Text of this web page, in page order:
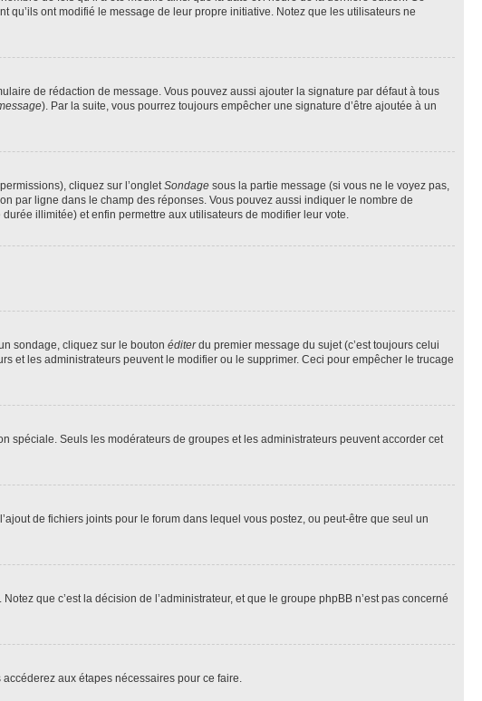
ont modifié le message de leur propre initiative. Notez que les utilisateurs ne
de rédaction de message. Vous pouvez aussi ajouter la signature par défaut à tous
). Par la suite, vous pourrez toujours empêcher une signature d’être ajoutée à un
cliquez sur l’ongletSondage sous la partie message (si vous ne le voyez pas,
par ligne dans le champ des réponses. Vous pouvez aussi indiquer le nombre de
illimitée) et enfin permettre aux utilisateurs de modifier leur vote.
sondage, cliquez sur le bouton éditerdu premier message du sujet (c’est toujours celui
et les administrateurs peuvent le modifier ou le supprimer. Ceci pour empêcher le trucage
spéciale. Seuls les modérateurs de groupes et les administrateurs peuvent accorder cet
de fichiers joints pour le forum dans lequel vous postez, ou peut-être que seul un
que c’est la décision de l’administrateur, et que le groupe phpBB n’est pas concerné
aux étapes nécessaires pour ce faire.